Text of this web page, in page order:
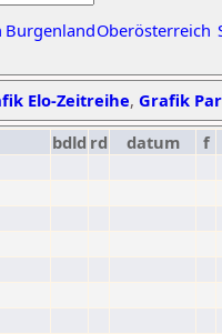
BurgenlandOberösterreich
Elo-Zeitreihe, Grafik
bdld rd datum f